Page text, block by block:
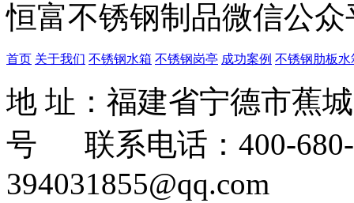
恒富不锈钢制品微信公众
首页 关于我们 不锈钢水箱 不锈钢岗亭 成功案例 不锈钢肋板水
地 址：福建省宁德市蕉
号 联系电话：400-
394031855@qq.com